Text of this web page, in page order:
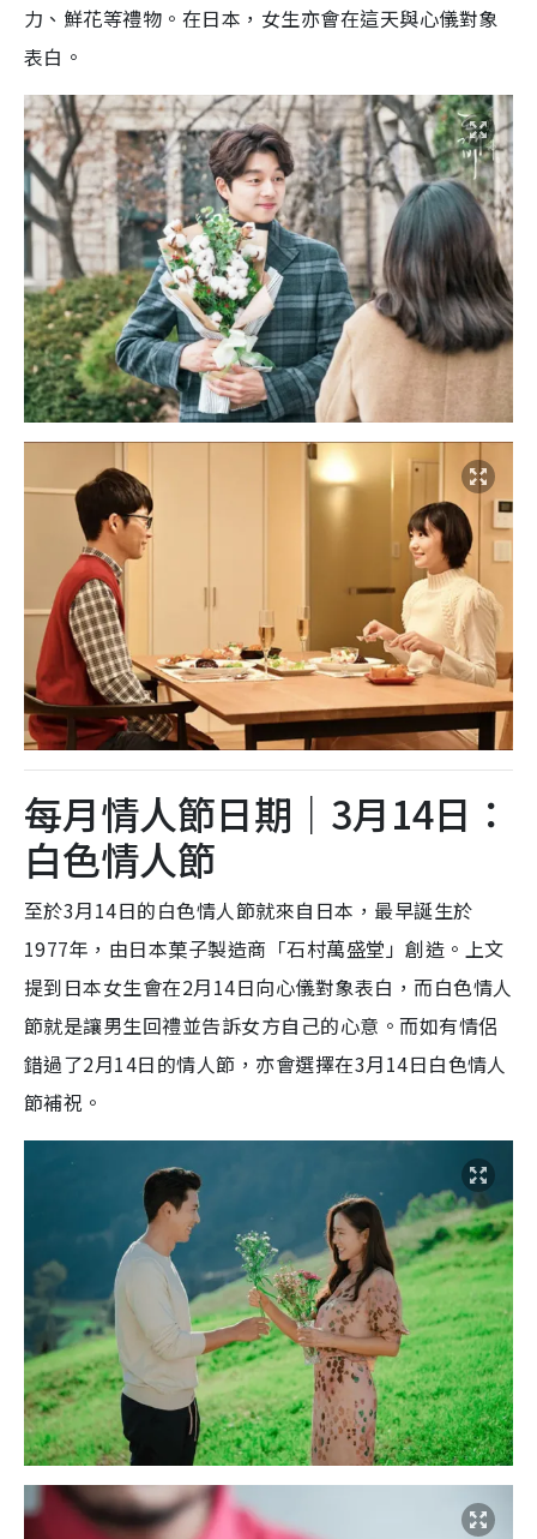
力、鮮花等禮物。在日本，女生亦會在這天與心儀對象
表白。
每月情人節日期｜3月14日：
白色情人節
至於3月14日的白色情人節就來自日本，最早誕生於
1977年，由日本菓子製造商「石村萬盛堂 」創造。上文
提到日本女生會在2月14日向心儀對象表白，而白色情人
節就是讓男生回禮並告訴女方自己的心意。而如有情侶
錯過了2月14日的情人節，亦會選擇在3月14日白色情人
節補祝。